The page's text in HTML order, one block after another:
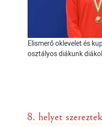
Elismerő oklevelet és
osztályos diákunk
8. helyet